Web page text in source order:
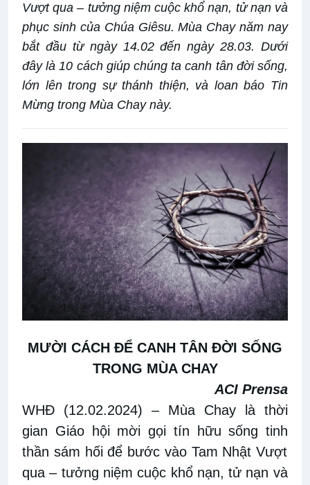
Vượt qua – tưởng niệm cuộc khổ nạn, tử nạn và
phục sinh của Chúa Giêsu. Mùa Chay năm nay
bắt đầu từ ngày 14.02 đến ngày 28.03. Dưới
đây là 10 cách giúp chúng ta canh tân đời sống,
lớn lên trong sự thánh thiện, và loan báo Tin
Mừng trong Mùa Chay này.
MƯỜI CÁCH ĐỂ CANH TÂN ĐỜI SỐNG
TRONG MÙA CHAY
ACI Prensa
WHĐ (12.02.2024) – Mùa Chay là thời
gian Giáo hội mời gọi tín hữusống tinh
thần sám hối để bước vàoTam Nhật Vượt
qua – tưởng niệm cuộc khổ nạn, tử nạn và